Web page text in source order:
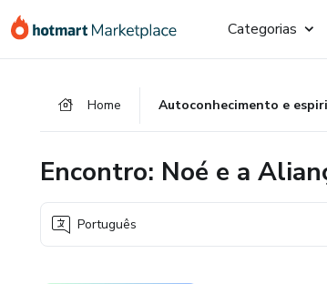
para
para
para
Categorias
Home Autoconhecimento e
Encontro: Noé e a
Português